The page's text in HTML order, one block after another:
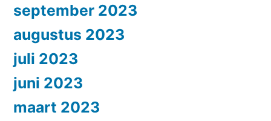
september 2023
augustus 2023
juli 2023
juni 2023
maart 2023